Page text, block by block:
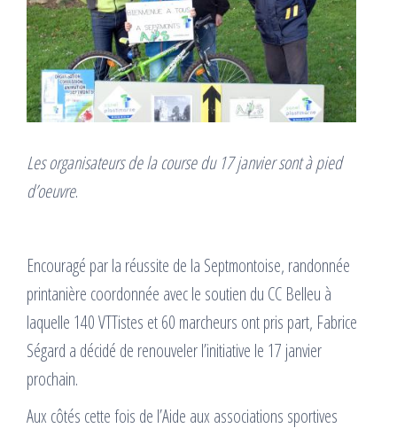
Les organisateurs de la course du 17 janvier sont à pied
d’oeuvre.
Encouragé par la réussite de la Septmontoise, randonnée
printanière coordonnée avec le soutien du CC Belleu à
laquelle 140 VTTistes et 60 marcheurs ont pris part, Fabrice
Ségard a décidé de renouveler l’initiative le 17 janvier
prochain.
Aux côtés cette fois de l’Aide aux associations sportives